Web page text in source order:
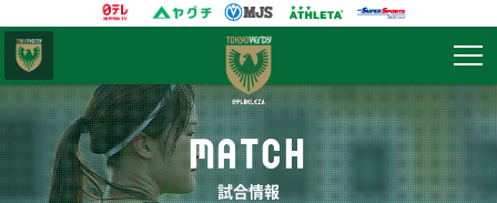
MATCH
試合情報